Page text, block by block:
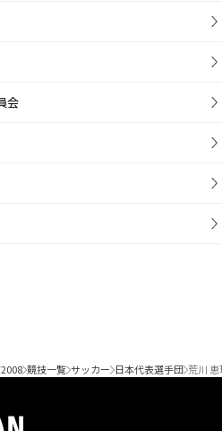
会
競技一覧 サッカー 日本代表選手団 荒川